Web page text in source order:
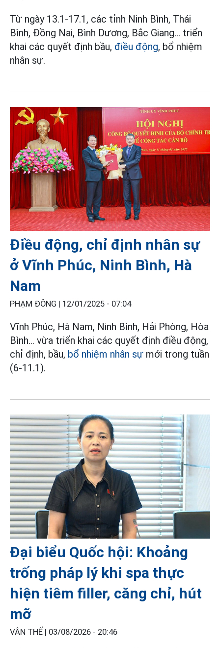
Từ ngày 13.1-17.1, các tỉnh Ninh Bình, Thái
Bình, Đồng Nai, Bình Dương, Bắc Giang... triển
khai các quyết định bầu, điều động, bổ nhiệm
nhân sự.
Điều động, chỉ định nhân sự
ở Vĩnh Phúc, Ninh Bình, Hà
Nam
PHẠM ĐÔNG | 12/01/2025 - 07:04
Vĩnh Phúc, Hà Nam, Ninh Bình, Hải Phòng, Hòa
Bình... vừa triển khai các quyết định điều động,
chỉ định, bầu, bổ nhiệm nhân sự mới trong tuần
(6-11.1).
Đại biểu Quốc hội: Khoảng
trống pháp lý khi spa thực
hiện tiêm filler, căng chỉ, hút
mỡ
VÂN THẾ | 03/08/2026 - 20:46